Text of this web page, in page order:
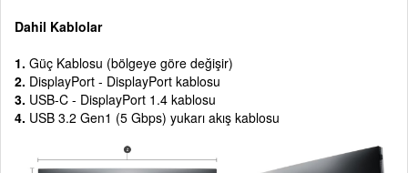
Dahil Kablolar
1. Güç Kablosu (bölgeye göre değişir)
2. DisplayPort - DisplayPort kablosu
3. USB-C - DisplayPort 1.4 kablosu
4. USB 3.2 Gen1 (5 Gbps) yukarı akış kablosu